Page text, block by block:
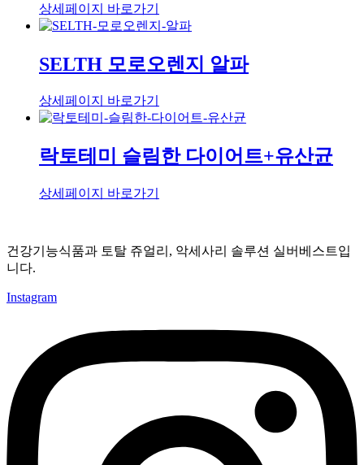
상세페이지 바로가기
SELTH 모로오렌지 알파
상세페이지 바로가기
락토테미 슬림한 다이어트+유산균
상세페이지 바로가기
건강기능식품과 토탈 쥬얼리, 악세사리 솔루션 실버베스트입
니다.
Instagram